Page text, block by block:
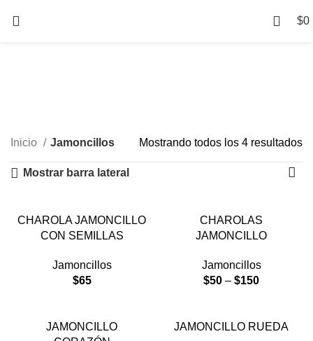
$0
Inicio Jamoncillos Mostrando todos los 4 resultados
Mostrar barra lateral
CHAROLA JAMONCILLO
CON SEMILLAS
Jamoncillos
$65
CHAROLAS
JAMONCILLO
Jamoncillos
$50 – $150
JAMONCILLO
JAMONCILLO RUEDA